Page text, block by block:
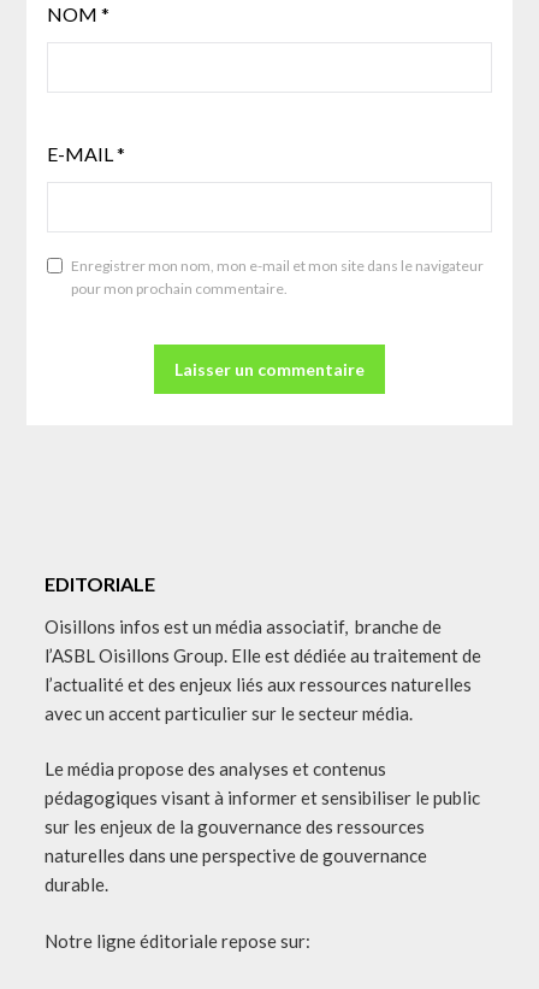
NOM *
E-MAIL *
Enregistrer mon nom, mon e-mail et mon site dans le navigateur
pour mon prochain commentaire.
EDITORIALE
Oisillons infos est un média associatif, branche de
l’ASBL Oisillons Group. Elle est dédiée au traitement de
l’actualité et des enjeux liés aux ressources naturelles
avec un accent particulier sur le secteur média.
Le média propose des analyses et contenus
pédagogiques visant à informer et sensibiliser le public
sur les enjeux de la gouvernance des ressources
naturelles dans une perspective de gouvernance
durable.
Notre ligne éditoriale repose sur: